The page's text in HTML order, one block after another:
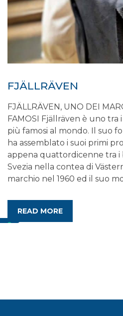
FJÄLLRÄVEN
FJÄLLRÄVEN, UNO DEI
FAMOSI Fjällräven è uno tra
più famosi al mondo. Il suo
ha assemblato i suoi primi
appena quattordicenne tra i
Svezia nella contea di
marchio nel 1960 ed il suo
READ MORE